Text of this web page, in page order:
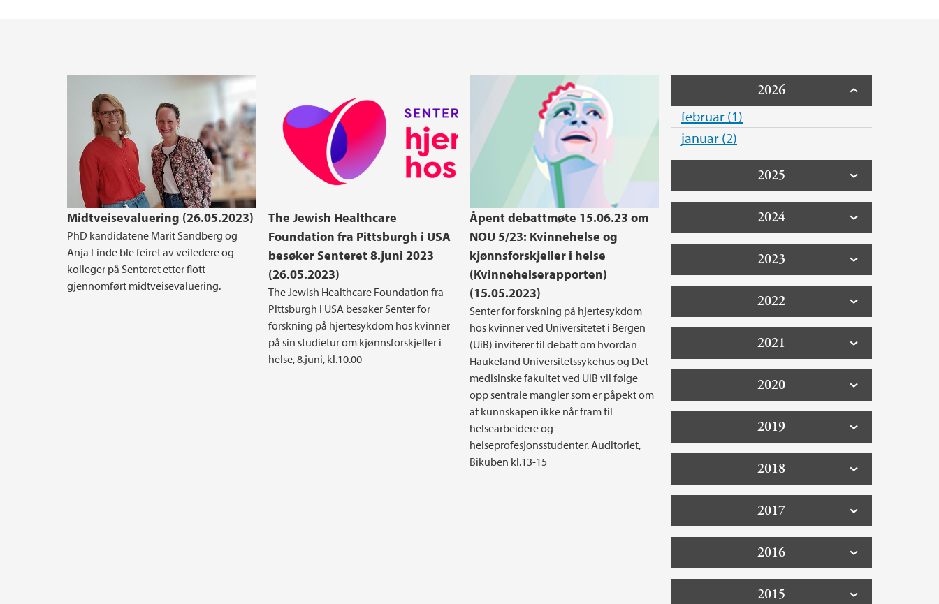
Midtveisevaluering (26.05.2023)
PhD kandidatene Marit Sandberg og
Anja Linde ble feiret av veiledere og
kolleger på Senteret etter flott
gjennomført midtveisevaluering.
The Jewish Healthcare
Foundation fra Pittsburgh i USA
besøker Senteret 8.juni 2023
(26.05.2023)
The Jewish Healthcare Foundation fra
Pittsburgh i USA besøker Senter for
forskning på hjertesykdom hos kvinner
på sin studietur om kjønnsforskjeller i
helse, 8.juni, kl.10.00
Åpent debattmøte 15.06.23 om
NOU 5/23: Kvinnehelse og
kjønnsforskjeller i helse
(Kvinnehelserapporten)
(15.05.2023)
Senter for forskning på hjertesykdom
hos kvinner ved Universitetet i Bergen
(UiB) inviterer til debatt om hvordan
Haukeland Universitetssykehus og Det
medisinske fakultet ved UiB vil følge
opp sentrale mangler som er påpekt om
at kunnskapen ikke når fram til
helsearbeidere og
helseprofesjonsstudenter. Auditoriet,
Bikuben kl.13-15
2026
februar (1)
januar (2)
2025
2024
2023
2022
2021
2020
2019
2018
2017
2016
2015